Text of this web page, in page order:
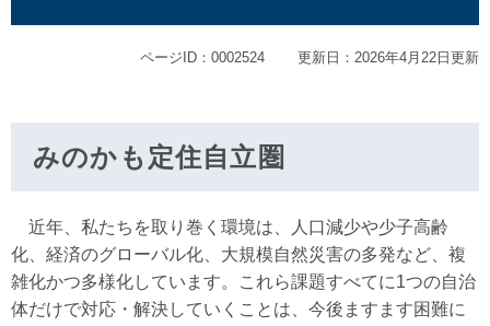
ページID：0002524 更新日：2026年4月22日更新
みのかも定住自立圏
近年、私たちを取り巻く環境は、人口減少や少子高齢
化、経済のグローバル化、大規模自然災害の多発など、複
雑化かつ多様化しています。これら課題すべてに1つの自治
体だけで対応・解決していくことは、今後ますます困難に